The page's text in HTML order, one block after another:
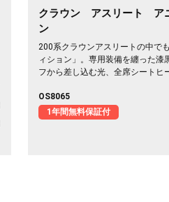
クラウン アスリート ア
ン
200系クラウンアスリートの中で
ィション」。専用装備を纏った漆
フから差し込む光、全席シートヒ
ます。仕事帰りの一人時間も、週
走りと快適が揃った特別仕様を、
証付》
OS8065
1年間無料保証付